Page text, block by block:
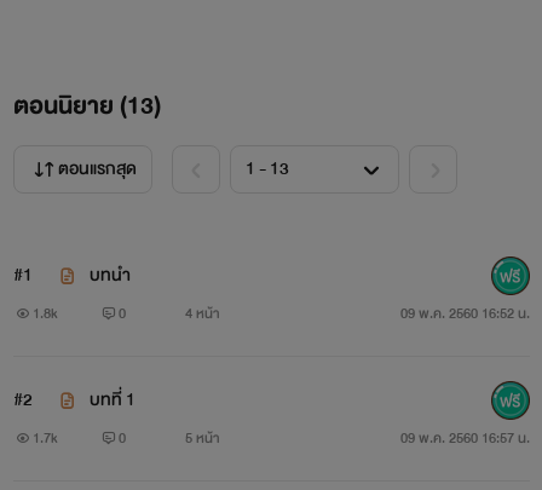
ตอนนิยาย (13)
ตอนแรกสุด
#1 บทนำ
1.8k 0 4 หน้า 09 พ.ค. 2560 16:52 น.
#2 บทที่ 1
1.7k 0 5 หน้า 09 พ.ค. 2560 16:57 น.